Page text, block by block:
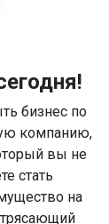
бизнес по
компанию,
вы не
стать
на